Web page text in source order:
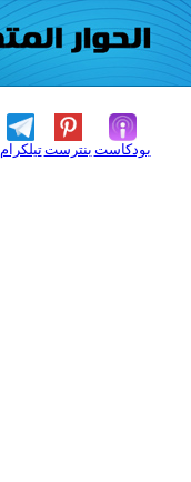
تيلكرامبنترست بودكاست